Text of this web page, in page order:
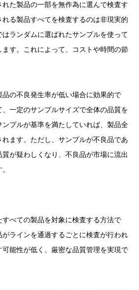
れた製品の一部を無作為に選んで検査す
る製品すべてを検査するのは非現実的
ランダムに選ばれたサンプルを使って
す。これによって、コストや時間の節
の不良発生率が低い場合に効果的で
一定のサンプルサイズで全体の品質を
プルが基準を満たしていれば、製品全
ます。ただし、サンプルが不良品であ
が疑わしくなり、不良品が市場に流出
すべての製品を対象に検査する方法で
ラインを通過するごとに検査が行われ
能性が低く、厳密な品質管理を実現で